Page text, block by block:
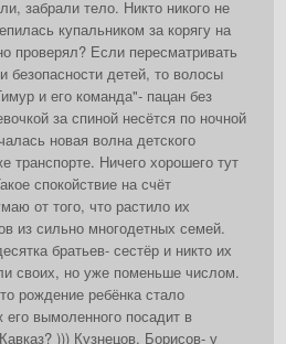
забрали тело. Никто никого не
купальником за корягу на
проверял? Если пересматривать
детей, то волосы
и его команда"- пацан без
за спиной несётся по ночной
новая волна детского
транспорте. Ничего хорошего тут
спокойствие на счёт
от того, что растило их
из сильно многодетных семей.
братьев- сестёр и никто их
своих, но уже поменьше числом.
рождение ребёнка стало
вымоленного посадит в
))) Кузнецов, Борисов- у